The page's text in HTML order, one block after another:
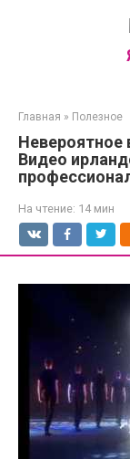
Главная » Полезное
Невероятное
Видео
На чтение: 14 мин